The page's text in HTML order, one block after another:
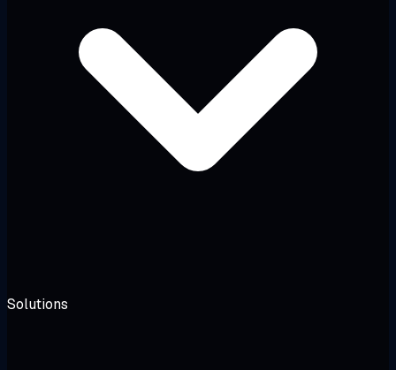
Solutions